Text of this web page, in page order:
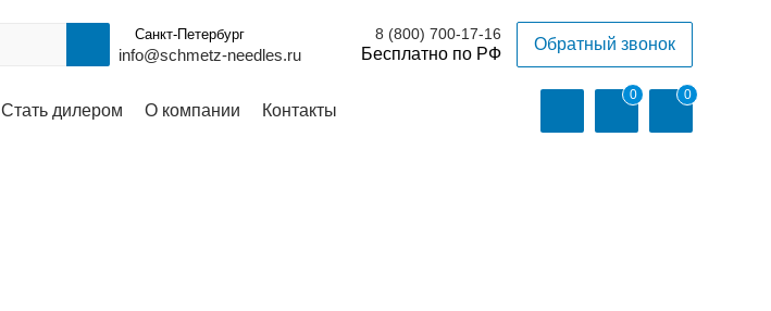
Санкт-Петербург
info@schmetz-needles.ru
8 (800) 700-17-16
Обратный звонок
Стать дилером О компании Контакты
0 0